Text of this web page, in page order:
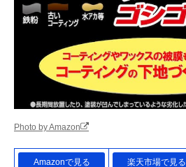
Photo by Amazon
Amazonで見る 楽天市場で見る